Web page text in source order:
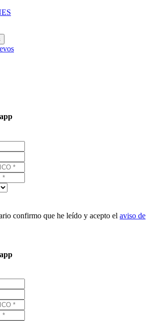
confirmo que he leído y acepto el aviso de